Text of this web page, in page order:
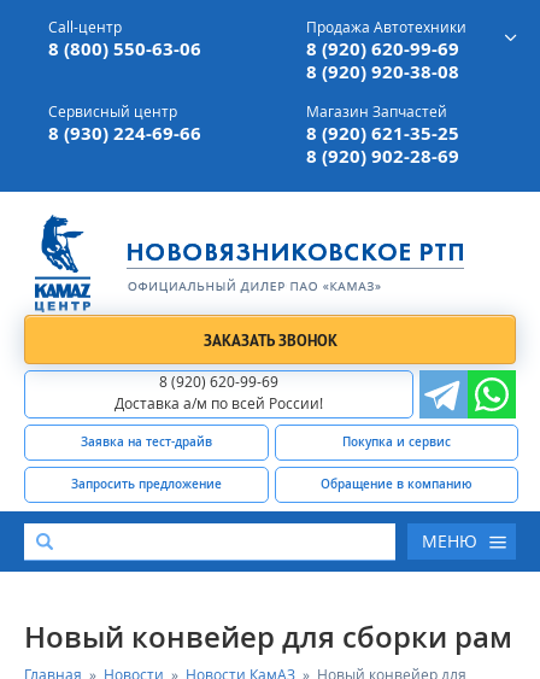
г. Вязники,ул. Механизаторов, д 90
Доставка а/м,по всей России
Call-центр
8 (800) 550-63-06
Продажа Автотехники
8 (920) 620-99-69
8 (920) 920-38-08
Сервисный центр
8 (930) 224-69-66
Магазин Запчастей
8 (920) 621-35-25
8 (920) 902-28-69
ЗАКАЗАТЬ ЗВОНОК
8 (920) 620-99-69
Доставка а/м по всей России!
Заявка на тест-драйв Покупка и сервис
Запросить предложение Обращение в компанию
МЕНЮ
О КОМПАНИИ
Новый конвейер для сборки рам
Главная » Новости » Новости КамАЗ » Новый конвейер для